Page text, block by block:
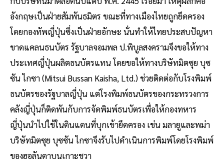
อังกฤษเป็นฝ่ายสัมพันธมิตร ขณะที่ทางเมืองไทยถูกยึดครอง
โดยกองทัพญี่ปุ่นซึ่งเป็นฝ่ายอักษะ นั่นทำให้ไทยประสบปัญหา
ขาดแคลนธนบัตร รัฐบาลจอมพล ป.พิบูลสงครามจึงขอให้ทาง
ประเทศญี่ปุ่นผลิตธนบัตรแทน โดยขอให้ทางบริษัทมิตซุย บุซ
ซัน ไกซา (Mitsui Bussan Kaisha, Ltd.) ช่วยติดต่อกับโรงพิมพ์
ธนบัตรของรัฐบาลญี่ปุ่น แต่โรงพิมพ์ธนบัตรของกระทรวงการ
คลังญี่ปุ่นก็ติดพันกับการจัดพิมพ์ธนบัตรเพื่อให้กองทหาร
ญี่ปุ่นนำไปใช้ในดินแดนที่บุกเข้ายึดครอง เช่น มลายูและพม่า
บริษัทมิตซุย บุซซัน ไกซาจึงรับไปดำเนินการพิมพ์โดยโรงพิมพ์
ของฮอลันดาบนเกาะชวา